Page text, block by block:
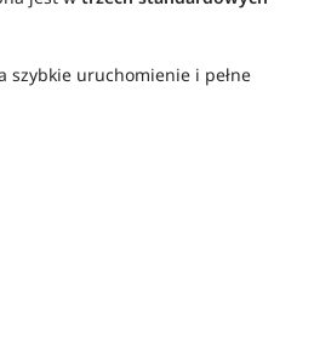
szybkie uruchomienie i pełne